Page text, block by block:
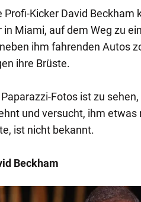
Profi-Kicker David Beckham
in Miami, auf dem Weg zu
ihm fahrenden Autos
ihre Brüste.
Fotos ist zu
und versucht, ihm
ist nicht bekannt.
Beckham